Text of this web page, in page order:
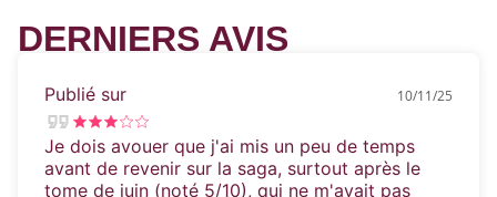
DERNIERS AVIS
Publié sur 10/11/25
Je dois avouer que j'ai mis un peu de temps
avant de revenir sur la saga, surtout après le
tome de juin (noté 5/10), qui ne m'avait pas